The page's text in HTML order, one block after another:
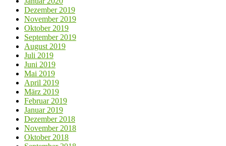
Dezember 2019
November 2019
Oktober 2019
September 2019
August 2019
Juli 2019
Juni 2019
Mai 2019
April 2019
März 2019
Februar 2019
Januar 2019
Dezember 2018
November 2018
Oktober 2018